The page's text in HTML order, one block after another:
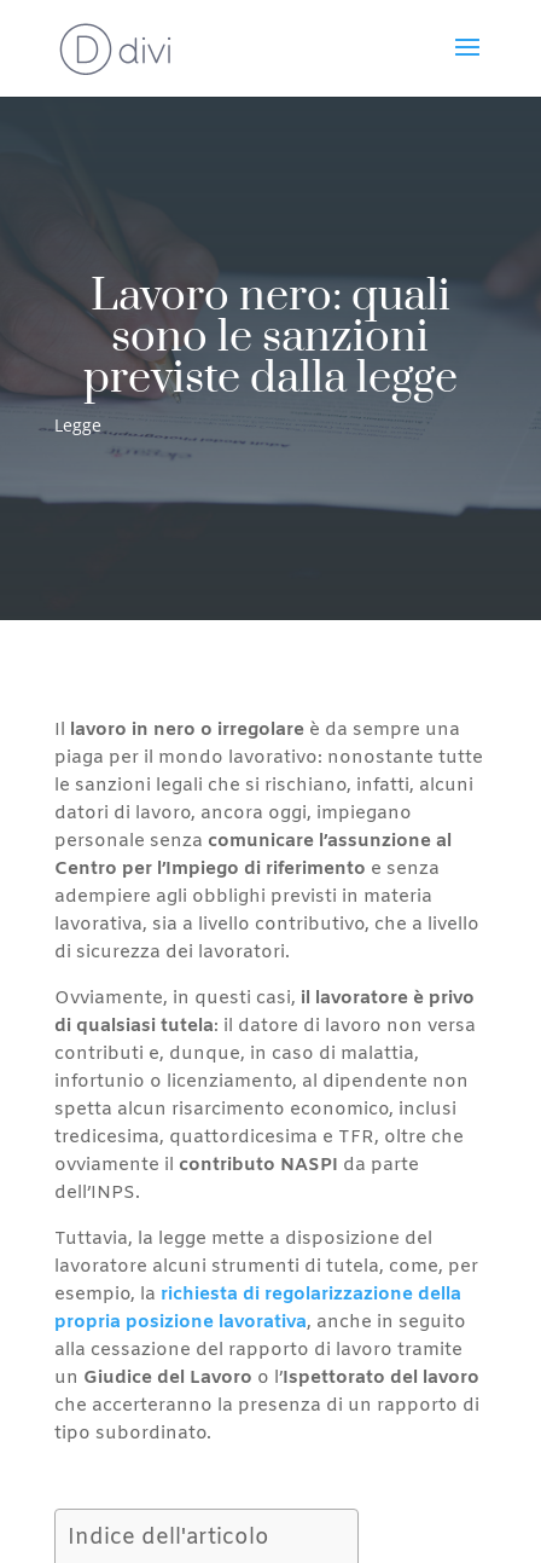
Lavoro nero: quali
sono le sanzioni
previste dalla legge
Legge
Il lavoro in nero o irregolareè da sempre una
piaga per il mondo lavorativo: nonostante tutte
le sanzioni legali che si rischiano, infatti, alcuni
datori di lavoro, ancora oggi, impiegano
personale senza comunicare l’assunzione al
Centro per l’Impiego di riferimento e senza
adempiere agli obblighi previsti in materia
lavorativa, sia a livello contributivo, che a livello
di sicurezza dei lavoratori.
Ovviamente, in questi casi, il lavoratore è privo
di qualsiasi tutela: il datore di lavoro non versa
contributi e, dunque, in caso di malattia,
infortunio o licenziamento, al dipendente non
spetta alcun risarcimento economico, inclusi
tredicesima, quattordicesima e TFR, oltre che
ovviamente il contributo NASPI da parte
dell’INPS.
Tuttavia, la legge mette a disposizione del
lavoratore alcuni strumenti di tutela, come, per
esempio, la richiesta di regolarizzazione della
propria posizione lavorativa, anche in seguito
alla cessazione del rapporto di lavoro tramite
un Giudice del Lavoro o l’Ispettorato del lavoro
che accerteranno la presenza di un rapporto di
tipo subordinato.
Indice dell'articolo